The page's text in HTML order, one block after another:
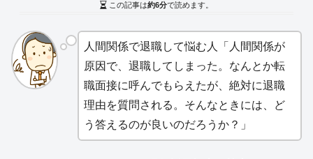
この記事は約6分で読めます。
人間関係で退職して悩む人「人間関係が
原因で、退職してしまった。なんとか転
職面接に呼んでもらえたが、絶対に退職
理由を質問される。そんなときには、ど
う答えるのが良いのだろうか？」